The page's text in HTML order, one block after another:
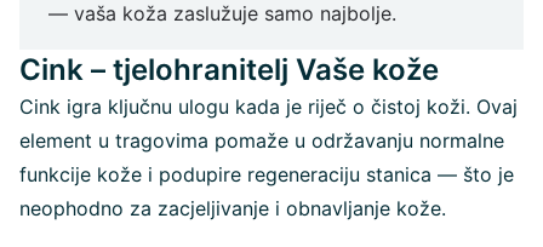
— vaša koža zaslužuje samo najbolje.
Cink – tjelohranitelj Vaše kože
Cink igra ključnu ulogu kada je riječ o čistoj koži. Ovaj
element u tragovima pomaže u održavanju normalne
funkcije kože i podupire regeneraciju stanica — što je
neophodno za zacjeljivanje i obnavljanje kože.